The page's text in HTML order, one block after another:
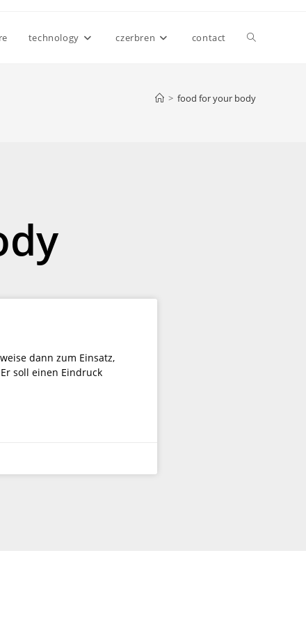
technology czerbren contact
> food for your body
dann zum Einsatz,
soll einen Eindruck